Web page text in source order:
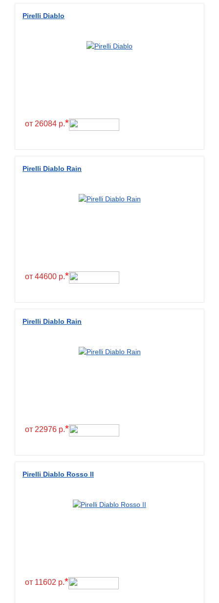
Pirelli Diablo
от 26084 р.*
Pirelli Diablo Rain
от 44600 р.*
Pirelli Diablo Rain
от 22976 р.*
Pirelli Diablo Rosso II
от 11602 р.*